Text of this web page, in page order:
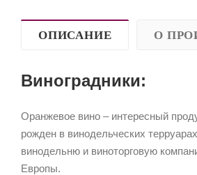
ОПИСАНИЕ О
Виноградники:
Оранжевое вино – интересный
рожден в винодельческих
винодельню и виноторговую
Европы.